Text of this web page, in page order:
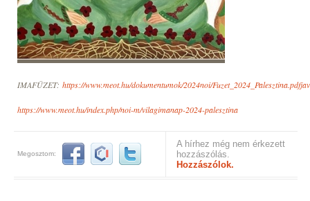
IMAFÜZET: https://www.meot.hu/dokumentumok/2024noi/
https://www.meot.hu/index.php/noi-m/vilagimanap-2024-palesztina
Megosztom:
A hírhez még nem érkezett
hozzászólás.
Hozzászólok.